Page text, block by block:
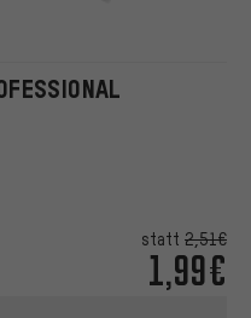
statt 2,51€
1,99€